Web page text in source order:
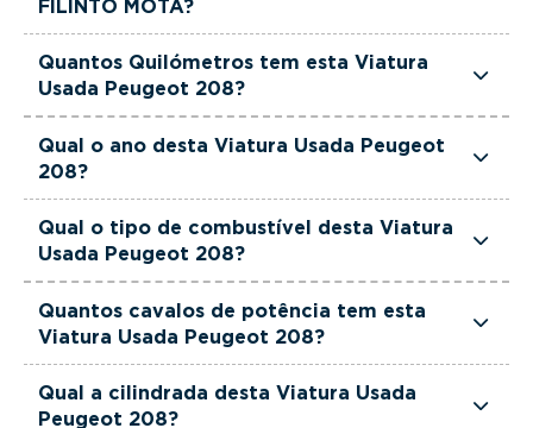
FILINTO MOTA?
FILINTO MOTA são rigorosamente selecionadas
quilómetros reais garantidos. Além disso, dispõe
de uma equipa de gestores comerciais dedicada,
pronta a ajudá-lo a encontrar a viatura que
melhor se adapta às suas necessidades e ao seu
orçamento.
Quantos Quilómetros tem esta Viatura
Usada Peugeot 208?
actualmente 22754 km.
Qual o ano desta Viatura Usada Peugeot
208?
Qual o tipo de combustível desta Viatura
Usada Peugeot 208?
com uma motorização Gasolina.
Quantos cavalos de potência tem esta
Viatura Usada Peugeot 208?
de potência.
Qual a cilindrada desta Viatura Usada
Peugeot 208?